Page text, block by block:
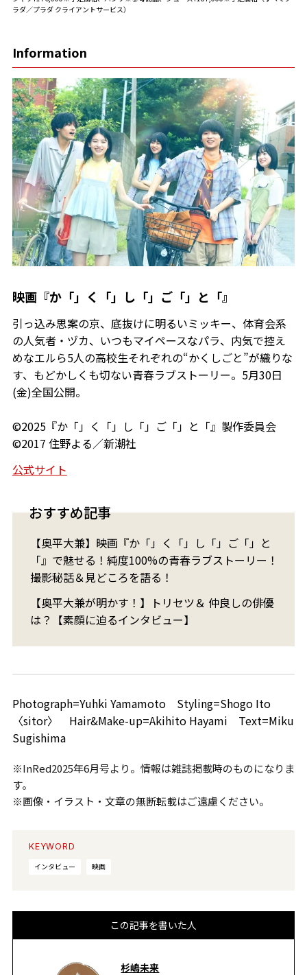
ラダ／プラダ クライアントサービス）
Information
映画『か「」く「」し「」ご「」と「』
引っ込み思案の京、底抜けに明るいミッキー、体育会系
の人気者・ヅカ、いつもマイペースなパラ、内気で控え
めなエルら5人の高校生それぞれの“かくしごと”が織りな
す、もどかしくも切ない青春ラブストーリー。5月30日
(金)全国公開。
©2025『か「」く「」し「」ご「」と「』製作委員会
©2017 住野よる／新潮社
公式サイト
おすすめ記事
【奥平大兼】映画『か「」く「」し「」ご「」と
「』で魅せる！純度100%の青春ラブストーリー！
撮影秘話＆見どころを語る！
【奥平大兼が明かす！】トリセツ＆ 仲良しの俳優
は？【素顔に迫るインタビュー】
Photograph=Yuhki Yamamoto Styling=Shogo Ito
〈sitor〉 Hair&Make-up=Akihito Hayami Text=Miku
Sugishima
※InRed2025年6月号より。情報は雑誌掲載時のものになりま
す。
※画像・イラスト・文章の無断転載はご遠慮ください。
KEYWORD
インタビュー
映画
この記事を書いた人
杉嶋未来